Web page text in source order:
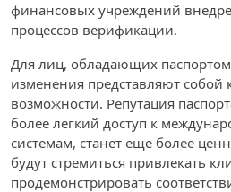
финансовых учреждений
процессов верификации.
Для лиц, обладающих
изменения представляют собой
возможности. Репутация
более легкий доступ к
системам, станет еще более
будут стремиться привлекать
продемонстрировать